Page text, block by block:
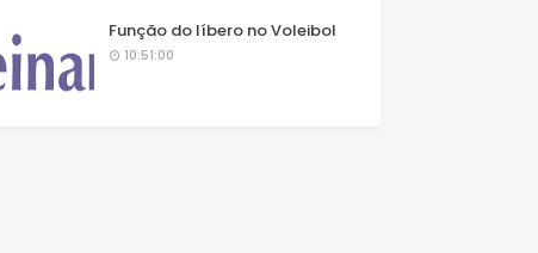
Função do líbero no Voleibol
10:51:00